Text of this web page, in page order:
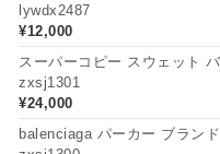
lywdx2487
¥12,000
スーパーコピー スウェット
zxsj1301
¥24,000
balenciaga パーカー ブラン